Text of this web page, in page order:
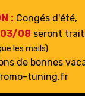
: Congés d'été,
03/08 seront
les mails)
de bonnes
tuning.fr